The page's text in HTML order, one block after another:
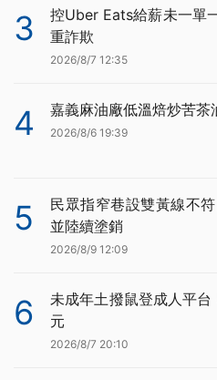
3
控Uber Eats給薪未一單
重詐欺
2026/8/7 12:35
4 嘉義麻油廠低溫焙炒苦
2026/8/6 19:39
5
民眾指窄巷設雙黃線不
並陸續塗銷
2026/8/9 12:09
6
未成年土撥鼠登成人平
元
2026/8/7 20:10